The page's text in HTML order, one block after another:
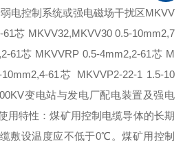
电控制系统或强电磁场干扰区MKVV
芯 MKVV32,MKVV30 0.5-10mm2,7
61芯 MKVVRP 0.5-4mm2,2-61芯 M
61芯 MKVVP2-22-1 1.5-10
变电站与发电厂配电装置及强电
用特性：煤矿用控制电缆导体的长期
敷设温度应不低于0℃。煤矿用控制